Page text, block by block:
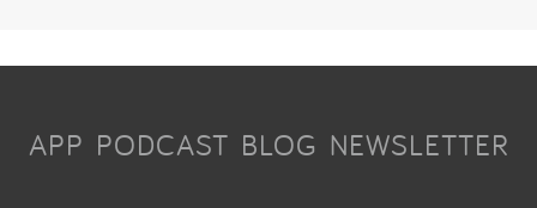
APP PODCAST BLOG NEWSLETTER